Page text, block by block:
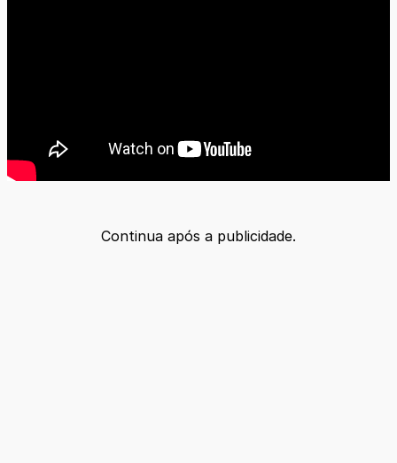
Continua após a publicidade.